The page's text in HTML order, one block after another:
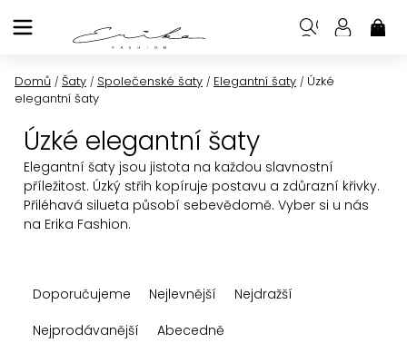
na
Domů / Šaty / Společenské šaty / Elegantní šaty / Úzké
elegantní šaty
Úzké elegantní šaty
Elegantní šaty jsou jistota na každou slavnostní
příležitost. Úzký střih kopíruje postavu a zdůrazní křivky.
Přiléhavá silueta působí sebevědomě. Vyber si u nás
na Erika Fashion.
aDoporučujeme Nejlevnější
Nejdražší
Nejprodávanější
Abecedně